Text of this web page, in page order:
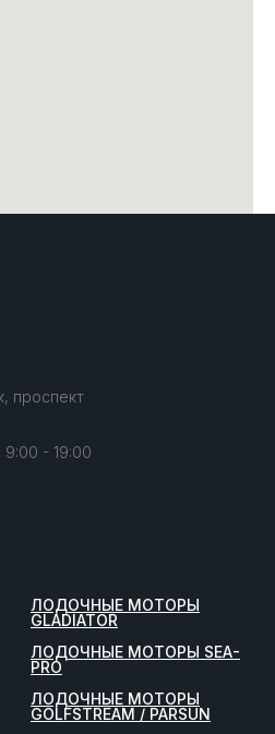
проспект
9:00 - 19:00
ЛОДОЧНЫЕ МОТОРЫ
GLADIATOR
ЛОДОЧНЫЕ МОТОРЫ SEA-
PRO
ЛОДОЧНЫЕ МОТОРЫ
GOLFSTREAM / PARSUN